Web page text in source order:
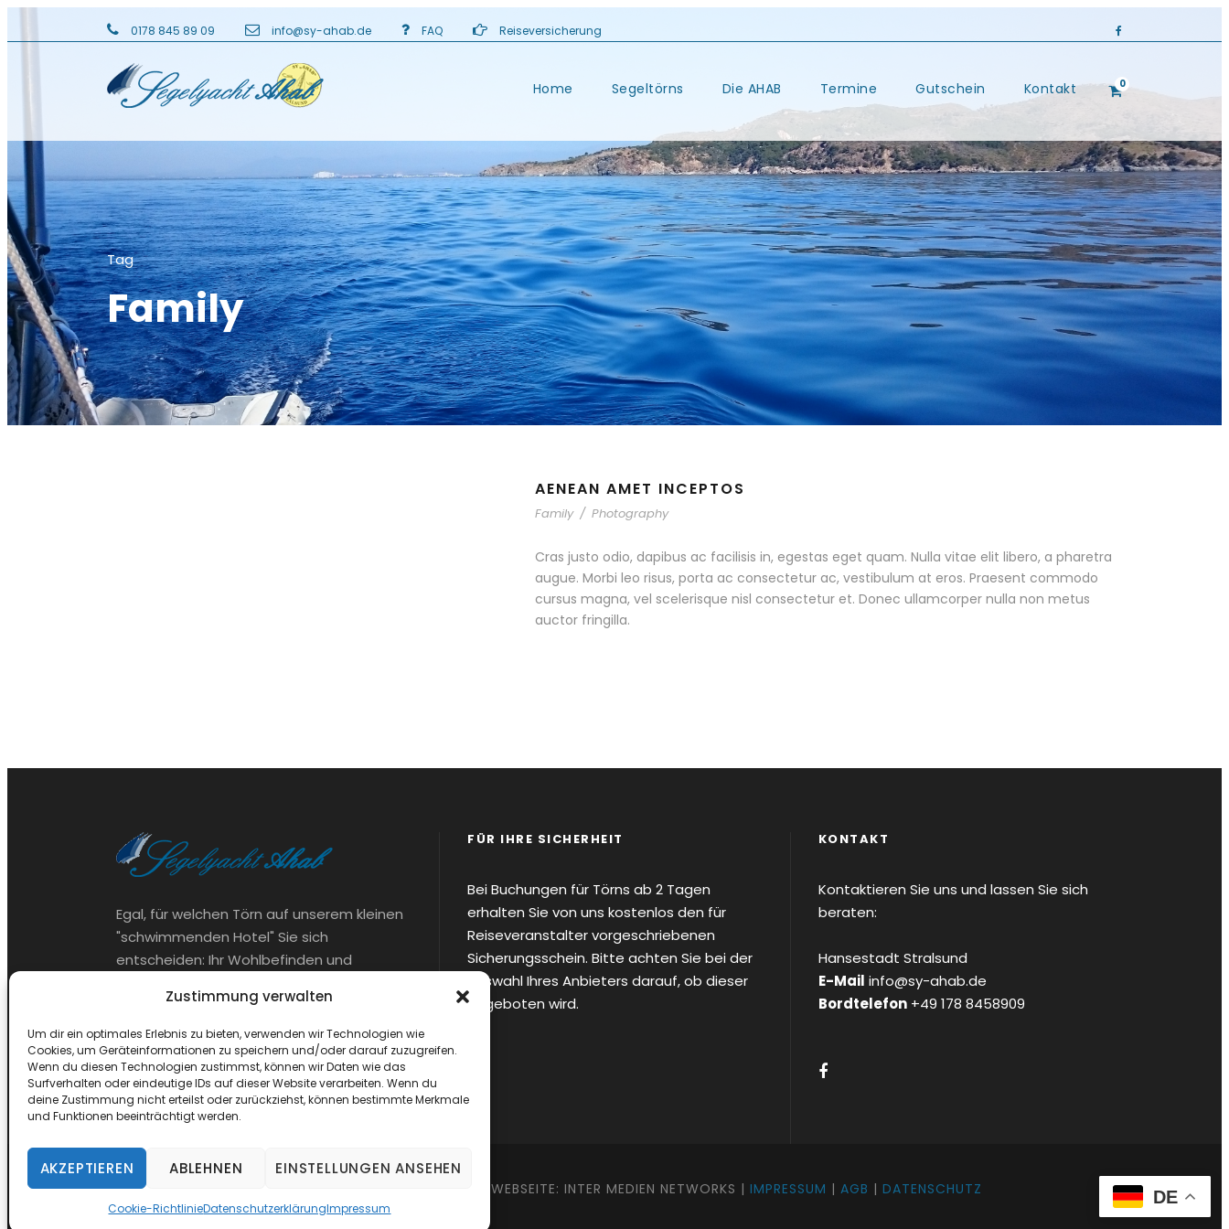
Zustimmung verwalten
Um dir ein optimales Erlebnis zu bieten, verwenden wir Technologien wie
Cookies, um Geräteinformationen zu speichern und/oder darauf zuzugreifen.
Wenn du diesen Technologien zustimmst, können wir Daten wie das
Surfverhalten oder eindeutige IDs auf dieser Website verarbeiten. Wenn du
deine Zustimmung nicht erteilst oder zurückziehst, können bestimmte Merkmale
und Funktionen beeinträchtigt werden.
AKZEPTIEREN ABLEHNEN EINSTELLUNGEN ANSEHEN
Cookie-RichtlinieDatenschutzerklärungImpressum
0178 845 89 09 info@sy-ahab.de FAQ Reiseversicherung
Home Segeltörns Die AHAB Termine Gutschein Kontakt 0
Tag
Family
AENEAN AMET INCEPTOS
Family / Photography
Cras justo odio, dapibus ac facilisis in, egestas eget quam. Nulla vitae elit libero, a pharetra
augue. Morbi leo risus, porta ac consectetur ac, vestibulum at eros. Praesent commodo
cursus magna, vel scelerisque nisl consectetur et. Donec ullamcorper nulla non metus
auctor fringilla.
Egal, für welchen Törn auf unserem kleinen
"schwimmenden Hotel" Sie sich
entscheiden: Ihr Wohlbefinden und
erster Stelle.
FÜR IHRE SICHERHEIT
Bei Buchungen für Törns ab 2 Tagen
erhalten Sie von uns kostenlos den für
Reiseveranstalter vorgeschriebenen
Sicherungsschein. Bitte achten Sie bei der
Auswahl Ihres Anbieters darauf, ob dieser
angeboten wird.
KONTAKT
Kontaktieren Sie uns und lassen Sie sich
beraten:
Hansestadt Stralsund
E-Mail info@sy-ahab.de
Bordtelefon+49 178 8458909
COPYRIGHT © SEGELYACHT AHAB | WEBSEITE: INTER MEDIEN NETWORKS | IMPRESSUM | AGB | DATENSCHUTZ DE